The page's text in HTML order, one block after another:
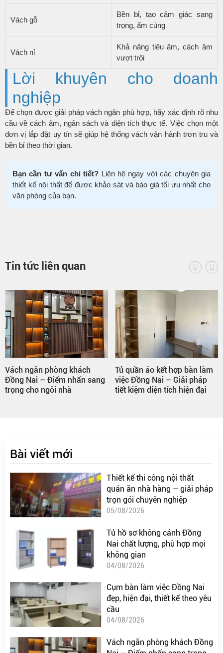
Vách gỗ
Bền bỉ, tạo cảm giác sang
trọng, ấm cúng
Vách nỉ
Khả năng tiêu âm, cách âm
vượt trội
Lời khuyên cho doanh
nghiệp
Để chọn được giải pháp vách ngăn phù hợp, hãy xác định rõ nhu
cầu về cách âm, ngân sách và diện tích thực tế. Việc chọn một
đơn vị lắp đặt uy tín sẽ giúp hệ thống vách vận hành trơn tru và
bền bỉ theo thời gian.
Bạn cần tư vấn chi tiết? Liên hệ ngay với các chuyên gia
thiết kế nội thất để được khảo sát và báo giá tối ưu nhất cho
văn phòng của bạn.
Tin tức liên quan
Tủ quần áo kết hợp bàn làm
việc Đồng Nai – Giải pháp
tiết kiệm diện tích hiện đại
Thi công vách ngăn văn
phòng nhôm kính – giải
pháp tối ưu không gian
Bài viết mới
Thiết kế thi công nội thất
quán ăn nhà hàng – giải pháp
trọn gói chuyên nghiệp
05/08/2026
Tủ hồ sơ không cánh Đồng
Nai chất lượng, phù hợp mọi
không gian
04/08/2026
Cụm bàn làm việc Đồng Nai
đẹp, hiện đại, thiết kế theo yêu
cầu
04/08/2026
Vách ngăn phòng khách Đồng